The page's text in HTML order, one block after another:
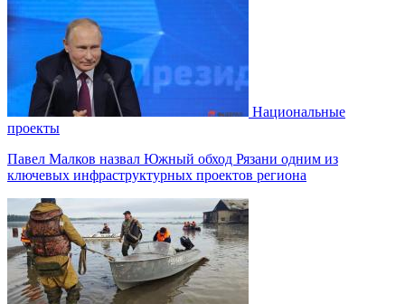
Национальные
проекты
Павел Малков назвал Южный обход Рязани одним из
ключевых инфраструктурных проектов региона